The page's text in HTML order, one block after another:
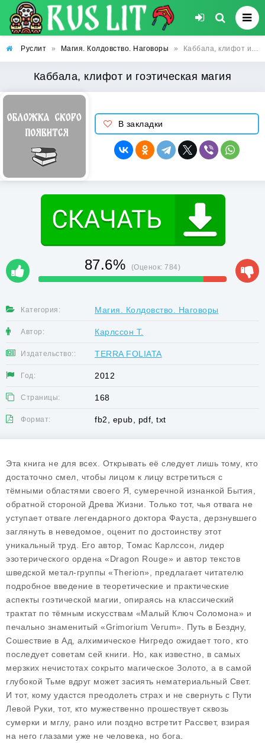
Руслит » Магия. Колдовство. Наговоры » Каббала, клифот и гоэтическая магия
Каббала, клифот и гоэтическая магия
В закладки
87.6% (Оценок:784)
Категория: Магия. Колдовство. Наговоры
Автор: Карлссон Т.
Издательство:: TERRA FOLIATA
Год: 2012
Страницы: 168
Формат: fb2, epub, pdf, txt
Эта книга не для всех. Открывать её следует лишь тому, кто
достаточно смел, чтобы лицом к лицу встретиться с
тёмными областями своего Я, сумеречной изнанкой Бытия,
обратной стороной Древа Жизни. Только тот, чья отвага не
уступает отваге легендарного доктора Фауста, дерзнувшего
заглянуть в неведомое, оценит по достоинству этот
уникальный труд. Его автор, Томас Карлссон, лидер
эзотерического ордена «Dragon Rouge» и автор текстов
шведской метал-группы «Therion», предлагает читателю
подробное введение в теоретические и практические
аспекты гоэтической магии, опираясь на классический
трактат по тёмным искусствам «Малый Ключ Соломона» и
печально знаменитый «Grimorium Verum». Путь в Бездну,
Сошествие в Ад, алхимическое Нигредо ожидает того, кто
последует советам сей книги. Но, как известно, в самых
мерзких нечистотах сокрыто магическое Золото, а в самой
глубокой Тьме вдруг может засиять нематериальный Свет.
И тот, кому удастся преодолеть страх и не свернуть с Пути
Левой Руки, тот, кто мужественно прошествует сквозь
сумерки и мглу, рано или поздно встретит Рассвет, взирая
на него глазами уже не человека, но бога.